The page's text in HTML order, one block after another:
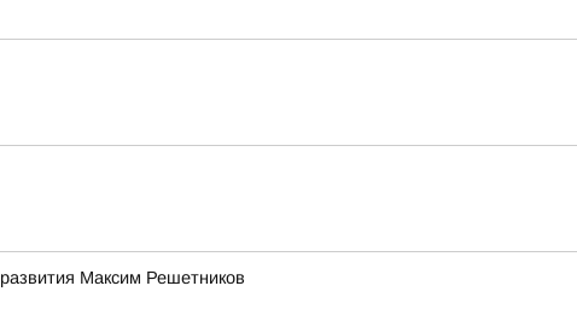
Максим Решетников